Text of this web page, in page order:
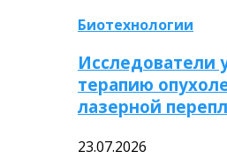
Биотехнологии
Исследователи
терапию
лазерной
23.07.2026